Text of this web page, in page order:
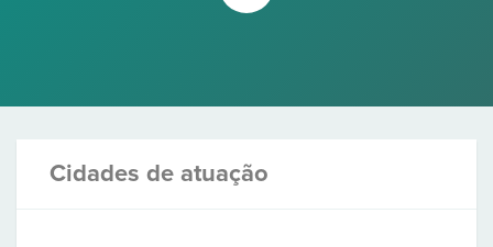
Cidades de atuação